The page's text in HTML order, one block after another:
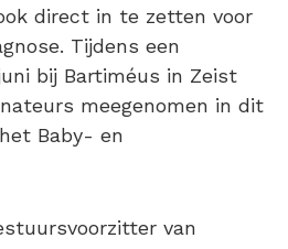
direct in te zetten voor
Tijdens een
bij Bartiméus in Zeist
meegenomen in dit
Baby- en
van